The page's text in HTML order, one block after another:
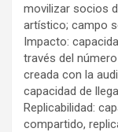
movilizar socios
artístico; campo
Impacto:
través del
creada con la
capacidad de
Replicabilidad:
compartido,